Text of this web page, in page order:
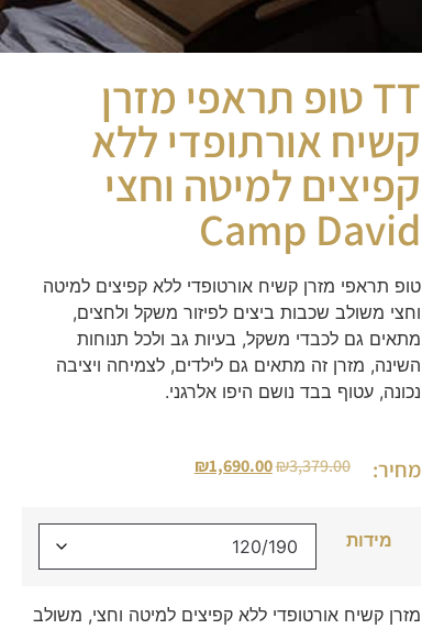
TT טופ תראפי מזרן
קשיח אורתופדי ללא
קפיצים למיטה וחצי
Camp David
טופ תראפי מזרן קשיח אורטופדי ללא קפיצים למיטה
וחצי משולב שכבות ביצים לפיזור משקל ולחצים,
מתאים גם לכבדי משקל, בעיות גב ולכל תנוחות
השינה, מזרן זה מתאים גם לילדים, לצמיחה ויציבה
נכונה, עטוף בבד נושם היפו אלרגני.
מחיר: ₪3,379.00
₪1,690.00
מידות
מזרן קשיח אורטופדי ללא קפיצים למיטה וחצי, משולב